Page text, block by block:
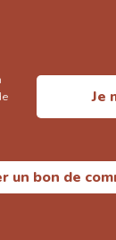
Je
un bon de